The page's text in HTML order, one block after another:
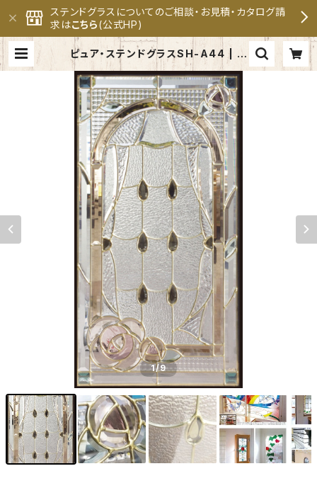
ステンドグラスについてのご相談・お見積・カタログ請
求はこちら(公式HP)
ピュア・ステンドグラスSH-A44 | セ
ブンホーム ステンドグラス専門メー
カー 公式オンラインショップ
1/9